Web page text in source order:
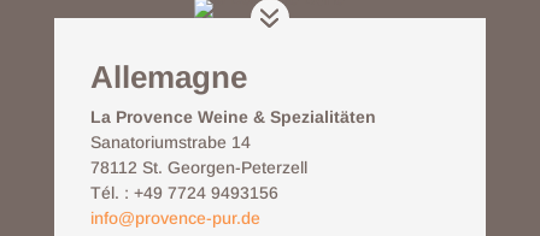
Allemagne
La Provence Weine & Spezialitäten
Sanatoriumstrabe 14
78112 St. Georgen-Peterzell
Tél. : +49 7724 9493156
info@provence-pur.de